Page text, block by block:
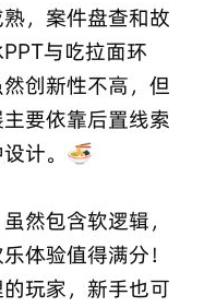
，案件盘查和故
与吃拉面环
创新性不高，但
要依靠后置线索
设计。🍜
然包含软逻辑，
体验值得满分！
玩家，新手也可